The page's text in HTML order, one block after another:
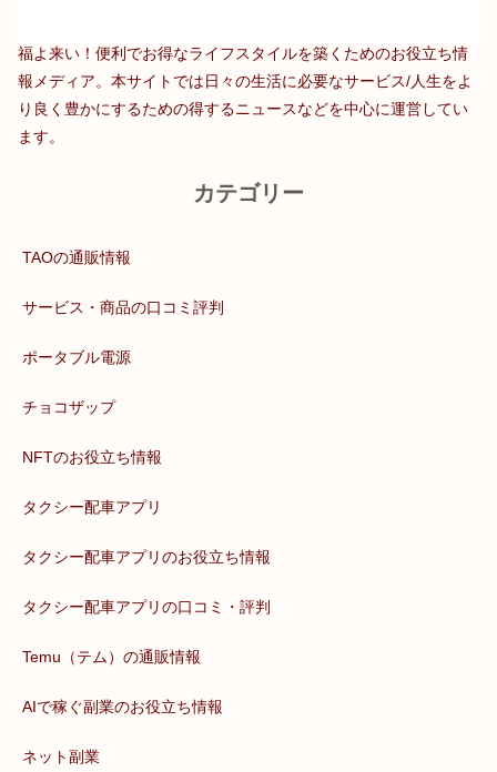
福よ来い！便利でお得なライフスタイルを築くためのお役立ち情
報メディア。本サイトでは日々の生活に必要なサービス/人生をよ
り良く豊かにするための得するニュースなどを中心に運営してい
ます。
カテゴリー
TAOの通販情報
サービス・商品の口コミ評判
ポータブル電源
チョコザップ
NFTのお役立ち情報
タクシー配車アプリ
タクシー配車アプリのお役立ち情報
タクシー配車アプリの口コミ・評判
Temu（テム）の通販情報
AIで稼ぐ副業のお役立ち情報
ネット副業